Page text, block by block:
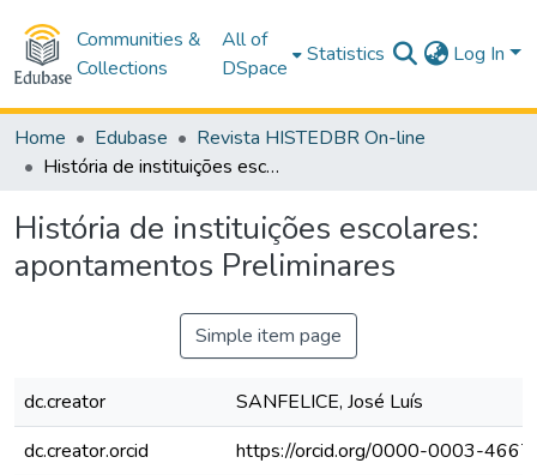
Communities &
Collections
All of
DSpace
Statistics Log In
Home Edubase
Revista HISTEDBR On-line
História de instituições escolares: apontamentos Preliminares
História de instituições escolares:
apontamentos Preliminares
Simple item page
dc.creator
SANFELICE, José Luís
dc.creator.orcid
https://orcid.org/0000-0003-